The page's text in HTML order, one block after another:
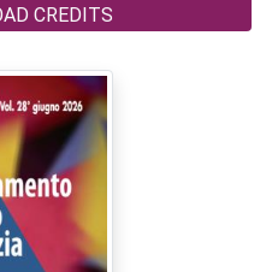
CREDITS